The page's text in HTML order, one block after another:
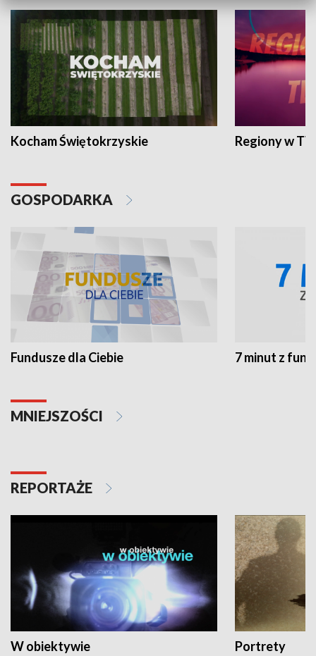
Kocham Świętokrzyskie Regiony w
GOSPODARKA
Fundusze dla Ciebie 7 minut z
MNIEJSZOŚCI
REPORTAŻE
W obiektywie Portrety